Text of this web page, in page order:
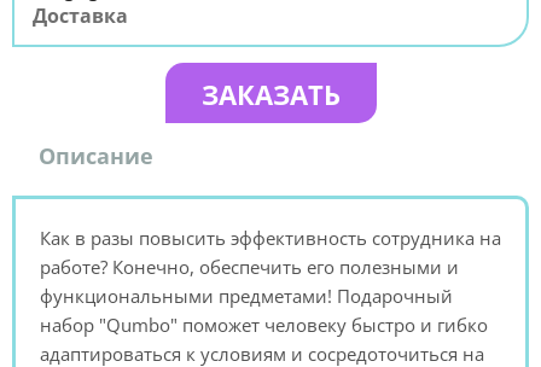
Доставка
ЗАКАЗАТЬ
Описание
Как в разы повысить эффективность сотрудника на
работе? Конечно, обеспечить его полезными и
функциональными предметами! Подарочный
набор "Qumbo" поможет человеку быстро и гибко
адаптироваться к условиям и сосредоточиться на